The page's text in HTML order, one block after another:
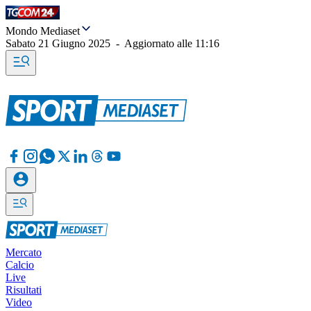
Mondo Mediaset
Sabato 21 Giugno 2025 - Aggiornato alle 11:16
Mercato
Calcio
Live
Risultati
Video